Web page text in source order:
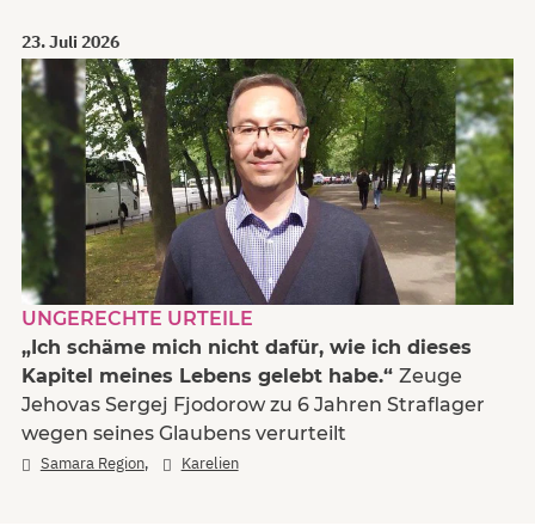
23. Juli 2026
UNGERECHTE URTEILE
„Ich schäme mich nicht dafür, wie ich dieses
Kapitel meines Lebens gelebt habe.“ Zeuge
Jehovas Sergej Fjodorow zu 6 Jahren Straflager
wegen seines Glaubens verurteilt
Samara Region, Karelien